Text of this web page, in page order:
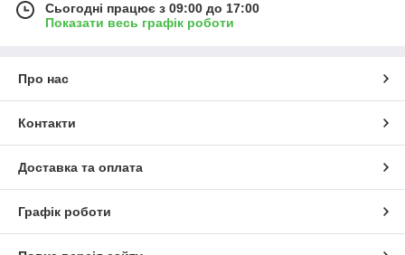
Сьогодні працює з 09:00 до 17:00
Показати весь графік роботи
Про нас
Контакти
Доставка та оплата
Графік роботи